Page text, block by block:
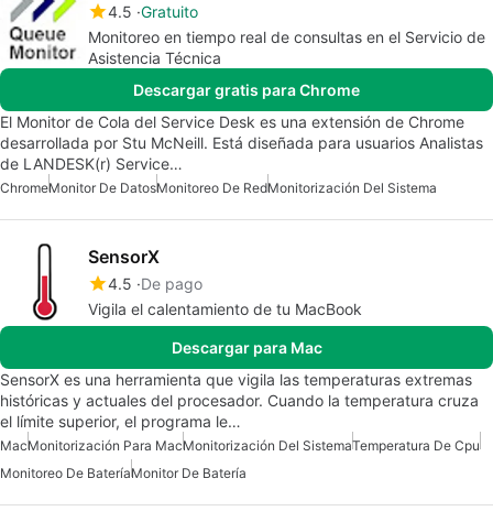
4.5 Gratuito
Monitoreo en tiempo real de consultas en el Servicio de
Asistencia Técnica
Descargar gratis para Chrome
El Monitor de Cola del Service Desk es una extensión de Chrome
desarrollada por Stu McNeill. Está diseñada para usuarios Analistas
de LANDESK(r) Service…
ChromeMonitor De DatosMonitoreo De RedMonitorización Del Sistema
SensorX
4.5 De pago
Vigila el calentamiento de tu MacBook
Descargar para Mac
SensorX es una herramienta que vigila las temperaturas extremas
históricas y actuales del procesador. Cuando la temperatura cruza
el límite superior, el programa le…
MacMonitorización Para MacMonitorización Del SistemaTemperatura De Cpu
Monitoreo De BateríaMonitor De Batería